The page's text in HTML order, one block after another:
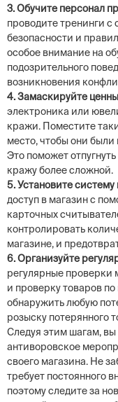
3. Обучите персонал
проводите тренинги
безопасности и
особое внимание на
подозрительного
возникновения
4. Замаскируйте
электроника или
кражи. Поместите
место, чтобы они были
Это поможет
кражу более сложной.
5. Установите систему
доступ в магазин с
карточных
контролировать
магазине, и
6. Организуйте
регулярные проверки
и проверку товаров
обнаружить любую
розыску потерянного
Следуя этим шагам,
антиворовское
своего магазина. Не
требует постоянного
поэтому следите за